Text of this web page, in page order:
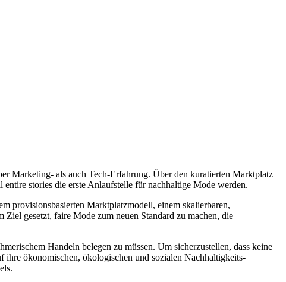
Marketing- als auch Tech-Erfahrung. Über den kuratierten Marktplatz
stories die erste Anlaufstelle für nachhaltige Mode werden.
provisionsbasierten Marktplatzmodell, einem skalierbaren,
gesetzt, faire Mode zum neuen Standard zu machen, die
Handeln belegen zu müssen. Um sicherzustellen, dass keine
ökonomischen, ökologischen und sozialen Nachhaltigkeits-